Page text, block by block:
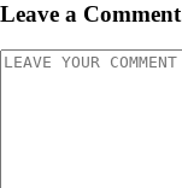
Leave a Comment